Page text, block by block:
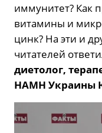
иммунитет? Как
витамины и
цинк? На эти и
читателей
диетолог,
НАМН Украины